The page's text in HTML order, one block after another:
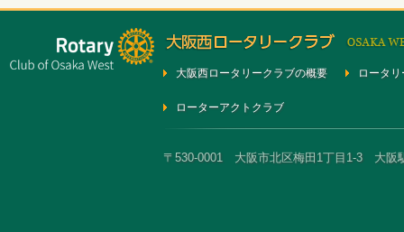
大阪西ロータリークラブの概要 ロータ
ローターアクトクラブ
〒530-0001 大阪市北区梅田1丁目1-3 大阪